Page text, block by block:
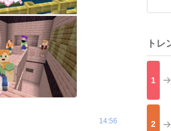
14:56
トレ
1
2